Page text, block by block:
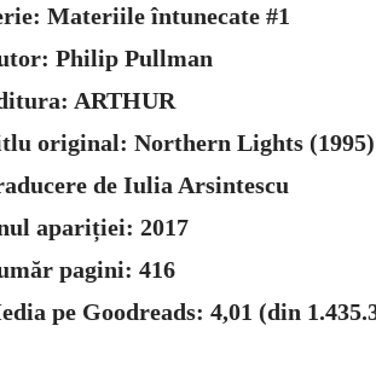
Materiile întunecate #1
Philip Pullman
ARTHUR
original: Northern Lights (1995)
de Iulia Arsintescu
apariției: 2017
pagini: 416
pe Goodreads: 4,01 (din